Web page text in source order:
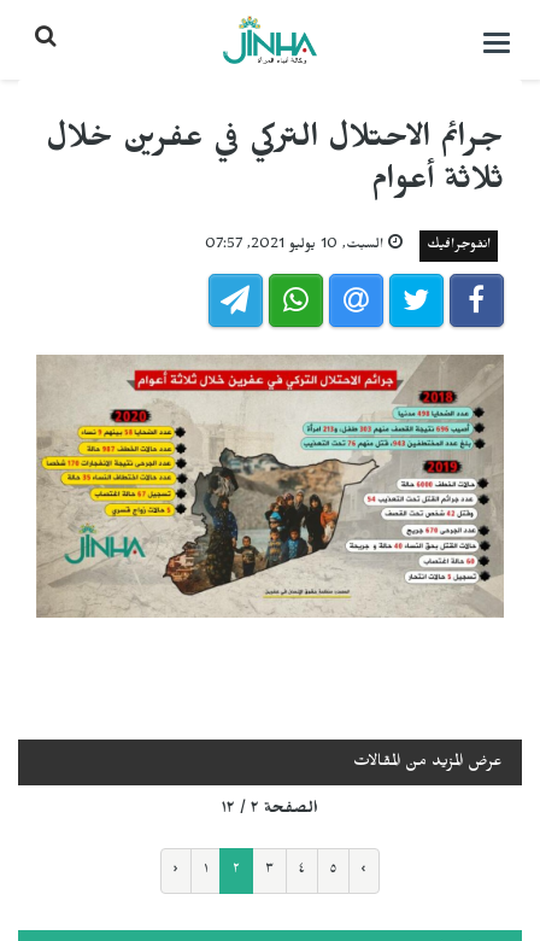
التحكم
جرائم الاحتلال التركي في عفرين خلال
ثلاثة أعوام
انفوجرافيك السبت, 10 يوليو 2021, 07:57
عرض المزيد من المقالات
الصفحة ٢ / ١٢
‹ ١ ٢ ٣ ٤ ٥ ›